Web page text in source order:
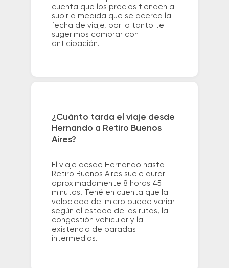
cuenta que los precios tienden a
subir a medida que se acerca la
fecha de viaje, por lo tanto te
sugerimos comprar con
anticipación.
¿Cuánto tarda el viaje desde
Hernando a Retiro Buenos
Aires?
El viaje desde Hernando hasta
Retiro Buenos Aires suele durar
aproximadamente 8 horas 45
minutos. Tené en cuenta que la
velocidad del micro puede variar
según el estado de las rutas, la
congestión vehicular y la
existencia de paradas
intermedias.